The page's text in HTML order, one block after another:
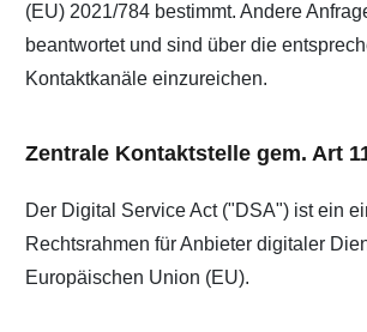
(EU) 2021/784 bestimmt. Andere
beantwortet und sind über die
Kontaktkanäle einzureichen.
Zentrale Kontaktstelle gem. Art
Der Digital Service Act ("DSA") ist ein
Rechtsrahmen für Anbieter digitaler
Europäischen Union (EU).